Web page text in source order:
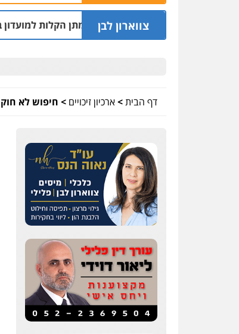
צווארון לבן
נחקרו בחשד למתן הקלות למועדון בבעלות אחיו
דף הבית>ארכיון זיכויים > חיפוש לא